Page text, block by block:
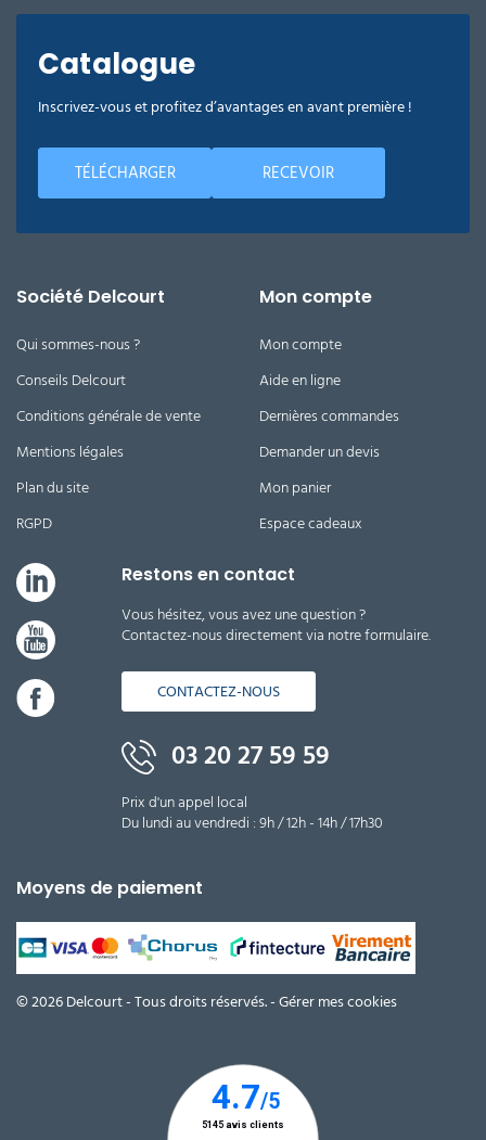
Catalogue
Inscrivez-vous et profitez d’avantages en avant première !
TÉLÉCHARGER RECEVOIR
Société Delcourt
Qui sommes-nous ?
Conseils Delcourt
Conditions générale de vente
Mentions légales
Plan du site
RGPD
Mon compte
Mon compte
Aide en ligne
Dernières commandes
Demander un devis
Mon panier
Espace cadeaux
Restons en contact
Vous hésitez, vous avez une question ?
Contactez-nous directement via notre formulaire.
CONTACTEZ-NOUS
03 20 27 59 59
Prix d'un appel local
Du lundi au vendredi : 9h / 12h - 14h / 17h30
Moyens de paiement
© 2026 Delcourt - Tous droits réservés. -Gérer mes cookies